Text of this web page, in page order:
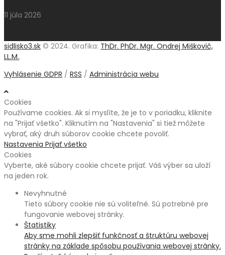
11 júla 2026
sidlisko3.sk © 2024. Grafika: ThDr. PhDr. Mgr. Ondrej Miškovič,
LL.M..
Vyhlásenie GDPR / RSS / Administrácia webu
Cookies
Používame cookies. Ak si myslíte, že je to v poriadku, kliknite
na "Prijať všetko". Kliknutím na "Nastavenia" si tiež môžete
vybrať, aký druh súborov cookie chcete povoliť.
Nastavenia Prijať všetko
Cookies
Vyberte, aké súbory cookie chcete prijať. Váš výber sa uloží
na jeden rok.
Nevyhnutné
Tieto súbory cookie nie sú voliteľné. Sú potrebné pre
fungovanie webovej stránky.
Štatistiky
Aby sme mohli zlepšiť funkčnosť a štruktúru webovej
stránky na základe spôsobu používania webovej stránky.